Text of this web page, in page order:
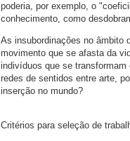
poderia, por exemplo, o
conhecimento, como
As insubordinações no âmbito
movimento que se afasta da
indivíduos que se
redes de sentidos entre arte,
inserção no mundo?
Critérios para seleção de